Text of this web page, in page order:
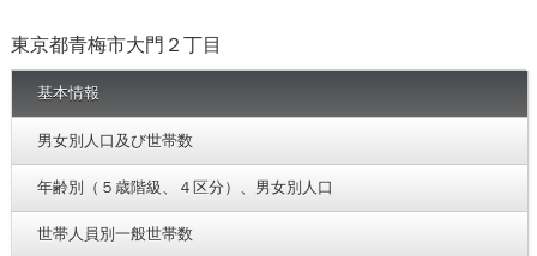
東京都青梅市大門２丁目
基本情報
男女別人口及び世帯数
年齢別（５歳階級、４区分）、男女別人口
世帯人員別一般世帯数